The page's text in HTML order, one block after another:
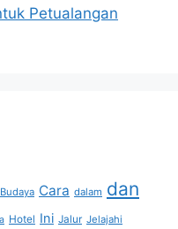
Petualangan
Budaya Cara dalam dan
Hotel Ini Jalur Jelajahi